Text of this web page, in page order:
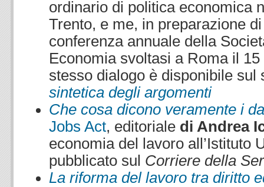
ordinario di politica economica
Trento, e me, in preparazione
conferenza annuale della
Economia svoltasi a Roma il
stesso dialogo è disponibile sul
sintetica degli argomenti
Che cosa dicono veramente i
Jobs Act, editoriale di Andrea
economia del lavoro all’Istituto
pubblicato sul Corriere della
La riforma del lavoro tra diritto